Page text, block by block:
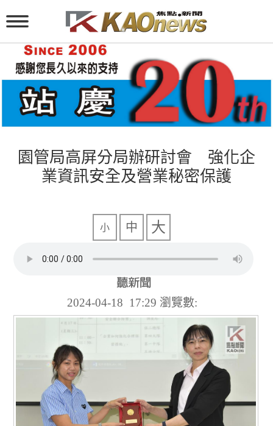
園管局高屏分局辦研討會 強化企
業資訊安全及營業秘密保護
小 中 大
2024-04-18 17:29 瀏覽數: